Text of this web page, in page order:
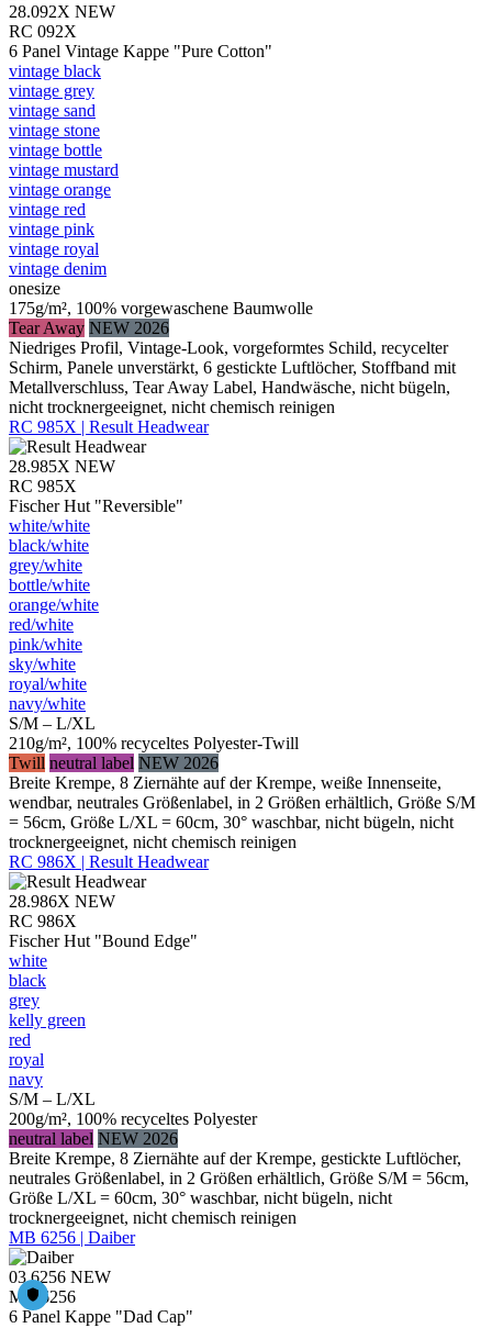
28.092X NEW
RC 092X
6 Panel Vintage Kappe "Pure Cotton"
vintage black
vintage grey
vintage sand
vintage stone
vintage bottle
vintage mustard
vintage orange
vintage red
vintage pink
vintage royal
vintage denim
onesize
175g/m², 100% vorgewaschene Baumwolle
Tear Away NEW 2026
Niedriges Profil, Vintage-Look, vorgeformtes Schild, recycelter
Schirm, Panele unverstärkt, 6 gestickte Luftlöcher, Stoffband mit
Metallverschluss, Tear Away Label, Handwäsche, nicht bügeln,
nicht trocknergeeignet, nicht chemisch reinigen
RC 985X | Result Headwear
28.985X NEW
RC 985X
Fischer Hut "Reversible"
white/​white
black/​white
grey/​white
bottle/​white
orange/​white
red/​white
pink/​white
sky/​white
royal/​white
navy/​white
S/M – L/XL
210g/m², 100% recyceltes Polyester-Twill
Twill neutral label NEW 2026
Breite Krempe, 8 Ziernähte auf der Krempe, weiße Innenseite,
wendbar, neutrales Größenlabel, in 2 Größen erhältlich, Größe S/M
= 56cm, Größe L/XL = 60cm, 30° waschbar, nicht bügeln, nicht
trocknergeeignet, nicht chemisch reinigen
RC 986X | Result Headwear
28.986X NEW
RC 986X
Fischer Hut "Bound Edge"
white
black
grey
kelly green
red
royal
navy
S/M – L/XL
200g/m², 100% recyceltes Polyester
neutral label NEW 2026
Breite Krempe, 8 Ziernähte auf der Krempe, gestickte Luftlöcher,
neutrales Größenlabel, in 2 Größen erhältlich, Größe S/M = 56cm,
Größe L/XL = 60cm, 30° waschbar, nicht bügeln, nicht
trocknergeeignet, nicht chemisch reinigen
MB 6256 | Daiber
03.6256 NEW
MB 6256
6 Panel Kappe "Dad Cap"